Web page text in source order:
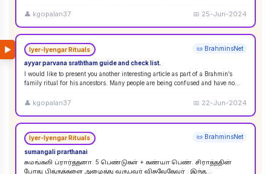
▶
👤 kgopalan37 📅 25-Jun-2024
Iyer-Iyengar Rituals 📜 BrahminsNet
ayyar parvana sraththam guide and check list.
I would like to present you another interesting article as part of a Brahmin’s
family ritual for his ancestors. Many people are being confused and have no
👤 kgopalan37 📅 22-Jun-2024
Iyer-Iyengar Rituals 📜 BrahminsNet
sumangali prarthanai
சுமங்கலி ப்ரார்த்தனா. 5 பெண்டுகள் + கண்யா பெண். சிராத்ததின்
போது பித்ருக்களை அழைத்து வருபவர் விசுவேதேவர் . இந்த